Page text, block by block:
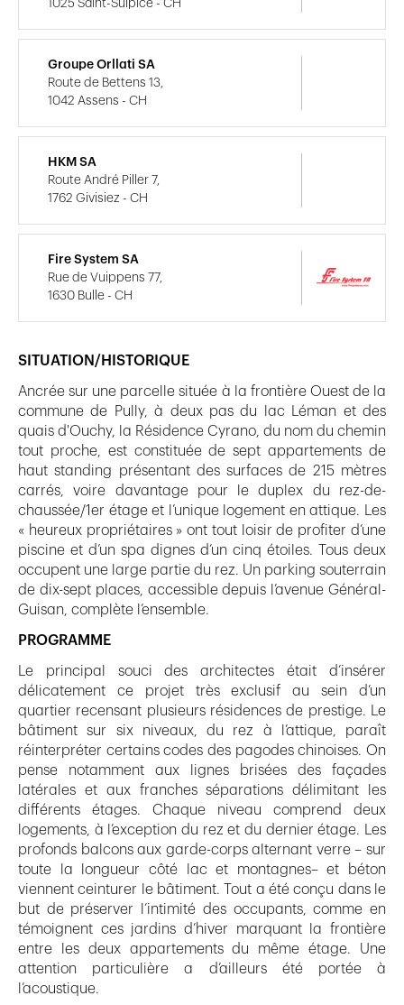
SITUATION/HISTORIQUE
Ancrée sur une parcelle située à la frontière Ouest de la
commune de Pully, à deux pas du lac Léman et des
quais d'Ouchy, la Résidence Cyrano, du nom du chemin
tout proche, est constituée de sept appartements de
haut standing présentant des surfaces de 215 mètres
carrés, voire davantage pour le duplex du rez-de-
chaussée/1er étage et l’unique logement en attique. Les
« heureux propriétaires » ont tout loisir de profiter d’une
piscine et d’un spa dignes d’un cinq étoiles. Tous deux
occupent une large partie du rez. Un parking souterrain
de dix-sept places, accessible depuis l’avenue Général-
Guisan, complète l’ensemble.
PROGRAMME
Le principal souci des architectes était d’insérer
délicatement ce projet très exclusif au sein d’un
quartier recensant plusieurs résidences de prestige. Le
bâtiment sur six niveaux, du rez à l’attique, paraît
réinterpréter certains codes des pagodes chinoises. On
pense notamment aux lignes brisées des façades
latérales et aux franches séparations délimitant les
différents étages. Chaque niveau comprend deux
logements, à l’exception du rez et du dernier étage. Les
profonds balcons aux garde-corps alternant verre – sur
toute la longueur côté lac et montagnes– et béton
viennent ceinturer le bâtiment. Tout a été conçu dans le
but de préserver l’intimité des occupants, comme en
témoignent ces jardins d’hiver marquant la frontière
entre les deux appartements du même étage. Une
attention particulière a d’ailleurs été portée à
l’acoustique.
1025 Saint-Sulpice - CH
Groupe Orllati SA
Route de Bettens 13,
1042 Assens - CH
HKM SA
Route André Piller 7,
1762 Givisiez - CH
Fire System SA
Rue de Vuippens 77,
1630 Bulle - CH